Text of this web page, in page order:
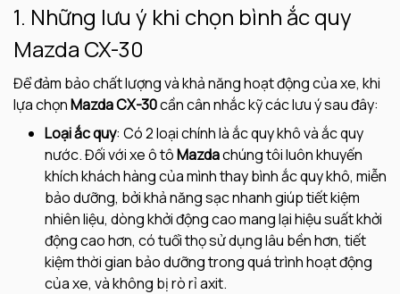
1. Những lưu ý khi chọn bình ắc quy
Mazda CX-30
Để đảm bảo chất lượng và khả năng hoạt động của xe, khi
lựa chọnMazda CX-30cần cân nhắc kỹ các lưu ý sau đây:
Loại ắc quy: Có 2 loại chính là ắc quy khô và ắc quy
nước. Đối với xe ô tôMazdachúng tôi luôn khuyến
khích khách hàng của mình thay bình ắc quy khô, miễn
bảo dưỡng, bởi khả năng sạc nhanh giúp tiết kiệm
nhiên liệu, dòng khởi động cao mang lại hiệu suất khởi
động cao hơn, có tuổi thọ sử dụng lâu bền hơn, tiết
kiệm thời gian bảo dưỡng trong quá trình hoạt động
của xe, và không bị rò rỉ axit.